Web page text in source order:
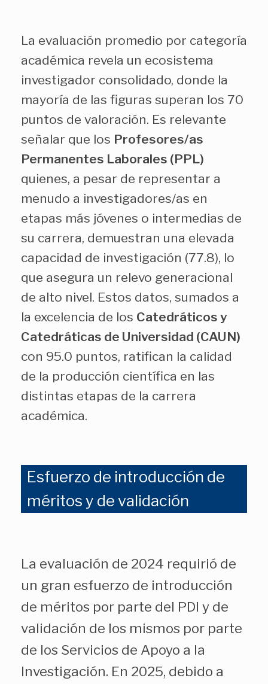
La evaluación promedio por categoría
académica revela un ecosistema
investigador consolidado, donde la
mayoría de las figuras superan los 70
puntos de valoración. Es relevante
señalar que los Profesores/as
Permanentes Laborales (PPL)
quienes, a pesar de representar a
menudo a investigadores/as en
etapas más jóvenes o intermedias de
su carrera, demuestran una elevada
capacidad de investigación (77.8), lo
que asegura un relevo generacional
de alto nivel. Estos datos, sumados a
la excelencia de los Catedráticos y
Catedráticas de Universidad (CAUN)
con 95.0 puntos, ratifican la calidad
de la producción científica en las
distintas etapas de la carrera
académica.
Esfuerzo de introducción de
méritos y de validación
La evaluación de 2024 requirió de
un gran esfuerzo de introducción
de méritos por parte del PDI y de
validación de los mismos por parte
de los Servicios de Apoyo a la
Investigación. En 2025, debido a